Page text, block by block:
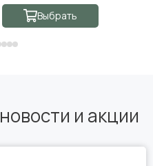
Выбрать
и акции